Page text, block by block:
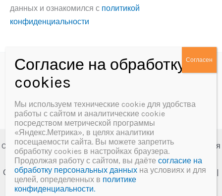
данных и ознакомился с политикой
конфиденциальности
Политика конфиденциальности
Copyright © 2026 МБУК «Далматовская межпоселенческая
центральная библиотека им. А.Ф. Мерзлякова»
Создание сайта и сопровождениеВеб-студия "У-Лабнет"
|
Хостинг
Мы используем технические cookie для удобства
работы с сайтом и аналитические cookie
посредством метрической программы
«Яндекс.Метрика», в целях аналитики
посещаемости сайта. Вы можете запретить
обработку cookies в настройках браузера.
Продолжая работу с сайтом, вы даётесогласие на
обработку персональных данных на условиях и для
целей, определенных в политике
конфиденциальности.